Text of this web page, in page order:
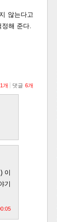
않는다고
해 준다.
1개 댓글 6개
이
기